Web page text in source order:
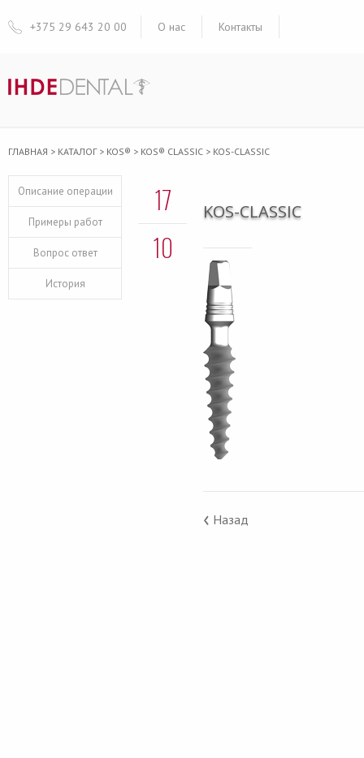
+375 29 643 20 00 О нас Контакты
ГЛАВНАЯ > КАТАЛОГ> KOS® > KOS® CLASSIC > KOS-CLASSIC
Описание операции
Примеры работ
Вопрос ответ
История
17
10
KOS-CLASSIC
‹ Назад